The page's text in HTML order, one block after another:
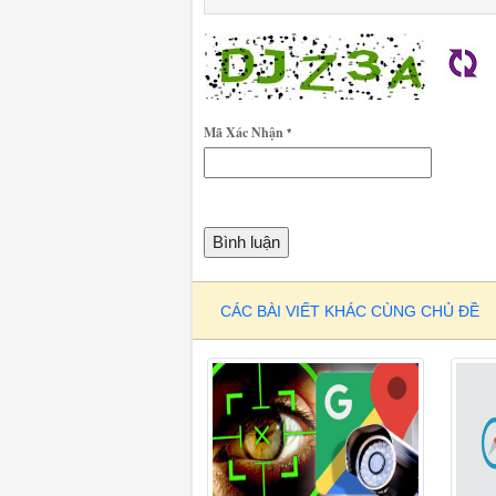
Mã Xác Nhận *
CÁC BÀI VIẾT KHÁC CÙNG CHỦ ĐỀ